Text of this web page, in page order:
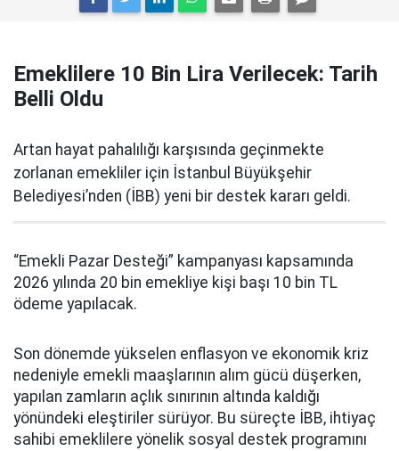
Emeklilere 10 Bin Lira Verilecek: Tarih
Belli Oldu
Artan hayat pahalılığı karşısında geçinmekte
zorlanan emekliler için İstanbul Büyükşehir
Belediyesi’nden (İBB) yeni bir destek kararı geldi.
“Emekli Pazar Desteği” kampanyası kapsamında
2026 yılında 20 bin emekliye kişi başı 10 bin TL
ödeme yapılacak.
Son dönemde yükselen enflasyon ve ekonomik kriz
nedeniyle emekli maaşlarının alım gücü düşerken,
yapılan zamların açlık sınırının altında kaldığı
yönündeki eleştiriler sürüyor. Bu süreçte İBB, ihtiyaç
sahibi emeklilere yönelik sosyal destek programını